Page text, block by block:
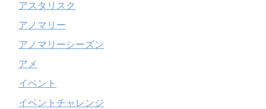
アスタリスク
アノマリー
アノマリーシーズン
アメ
イベント
イベントチャレンジ